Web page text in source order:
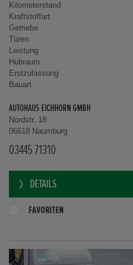
Kilometerstand
Kraftstoffart
Getriebe
Türen
Leistung
Hubraum
Erstzulassung
Bauart
AUTOHAUS EICHHORN GMBH
Nordstr. 18
06618 Naumburg
03445 71310
DETAILS
FAVORITEN